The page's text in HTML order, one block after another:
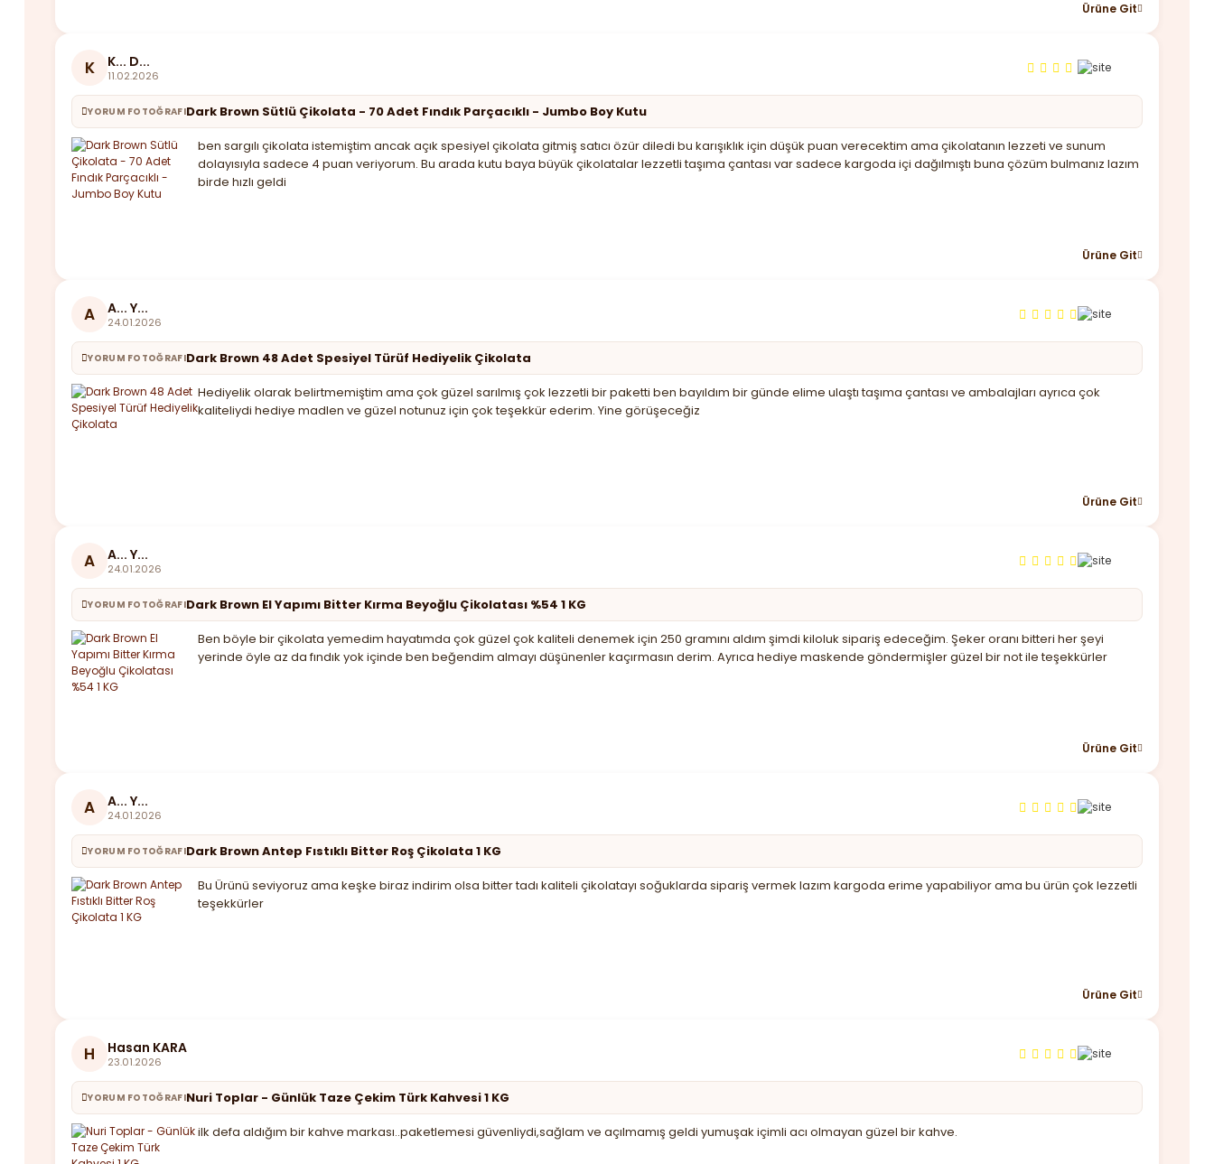
Ürüne Git
K K... D...
11.02.2026
YORUM FOTOĞRAFIDark Brown Sütlü Çikolata - 70 Adet Fındık Parçacıklı - Jumbo Boy Kutu
ben sargılı çikolata istemiştim ancak açık spesiyel çikolata gitmiş satıcı özür diledi bu karışıklık için düşük puan verecektim ama çikolatanın lezzeti ve sunum
dolayısıyla sadece 4 puan veriyorum. Bu arada kutu baya büyük çikolatalar lezzetli taşıma çantası var sadece kargoda içi dağılmıştı buna çözüm bulmanız lazım
birde hızlı geldi
Ürüne Git
A A... Y...
24.01.2026
YORUM FOTOĞRAFIDark Brown 48 Adet Spesiyel Türüf Hediyelik Çikolata
Hediyelik olarak belirtmemiştim ama çok güzel sarılmış çok lezzetli bir paketti ben bayıldım bir günde elime ulaştı taşıma çantası ve ambalajları ayrıca çok
kaliteliydi hediye madlen ve güzel notunuz için çok teşekkür ederim. Yine görüşeceğiz
Ürüne Git
A A... Y...
24.01.2026
YORUM FOTOĞRAFIDark Brown El Yapımı Bitter Kırma Beyoğlu Çikolatası %54 1 KG
Ben böyle bir çikolata yemedim hayatımda çok güzel çok kaliteli denemek için 250 gramını aldım şimdi kiloluk sipariş edeceğim. Şeker oranı bitteri her şeyi
yerinde öyle az da fındık yok içinde ben beğendim almayı düşünenler kaçırmasın derim. Ayrıca hediye maskende göndermişler güzel bir not ile teşekkürler
Ürüne Git
A A... Y...
24.01.2026
YORUM FOTOĞRAFIDark Brown Antep Fıstıklı Bitter Roş Çikolata 1 KG
Bu Ürünü seviyoruz ama keşke biraz indirim olsa bitter tadı kaliteli çikolatayı soğuklarda sipariş vermek lazım kargoda erime yapabiliyor ama bu ürün çok lezzetli
teşekkürler
Ürüne Git
H Hasan KARA
23.01.2026
YORUM FOTOĞRAFINuri Toplar - Günlük Taze Çekim Türk Kahvesi 1 KG
ilk defa aldığım bir kahve markası..paketlemesi güvenliydi,sağlam ve açılmamış geldi yumuşak içimli acı olmayan güzel bir kahve.